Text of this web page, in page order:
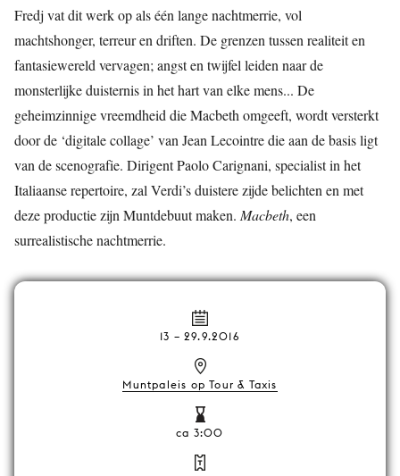
Fredj vat dit werk op als één lange nachtmerrie, vol
machtshonger, terreur en driften. De grenzen tussen realiteit en
fantasiewereld vervagen; angst en twijfel leiden naar de
monsterlijke duisternis in het hart van elke mens... De
geheimzinnige vreemdheid die Macbeth omgeeft, wordt versterkt
door de ‘digitale collage’ van Jean Lecointre die aan de basis ligt
van de scenografie. Dirigent Paolo Carignani, specialist in het
Italiaanse repertoire, zal Verdi’s duistere zijde belichten en met
deze productie zijn Muntdebuut maken. Macbeth, een
surrealistische nachtmerrie.
13 –29.9.2016
Muntpaleis op Tour & Taxis
ca 3:00